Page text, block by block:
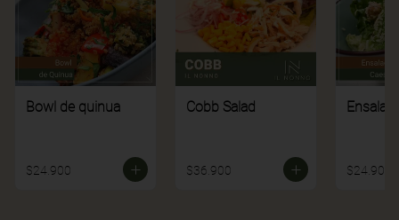
Bowl de quinua
$24.900
Cobb Salad
$36.900 $24.900